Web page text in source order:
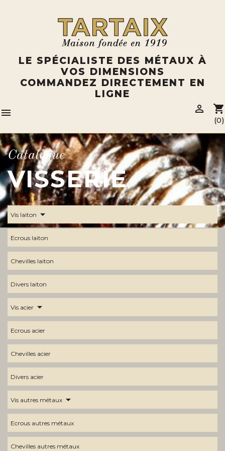
LE SPÉCIALISTE DES MÉTAUX À
VOS DIMENSIONS
COMMANDEZ DIRECTEMENT EN
LIGNE
 shopping_cart
(0)

Catalogue
VISSERIE
Vis laiton arrow_drop_down
Ecrous laiton
Chevilles laiton
Divers laiton
Vis acier arrow_drop_down
Ecrous acier
Chevilles acier
Divers acier
Vis autres métaux arrow_drop_down
Ecrous autres métaux
Chevilles autres métaux